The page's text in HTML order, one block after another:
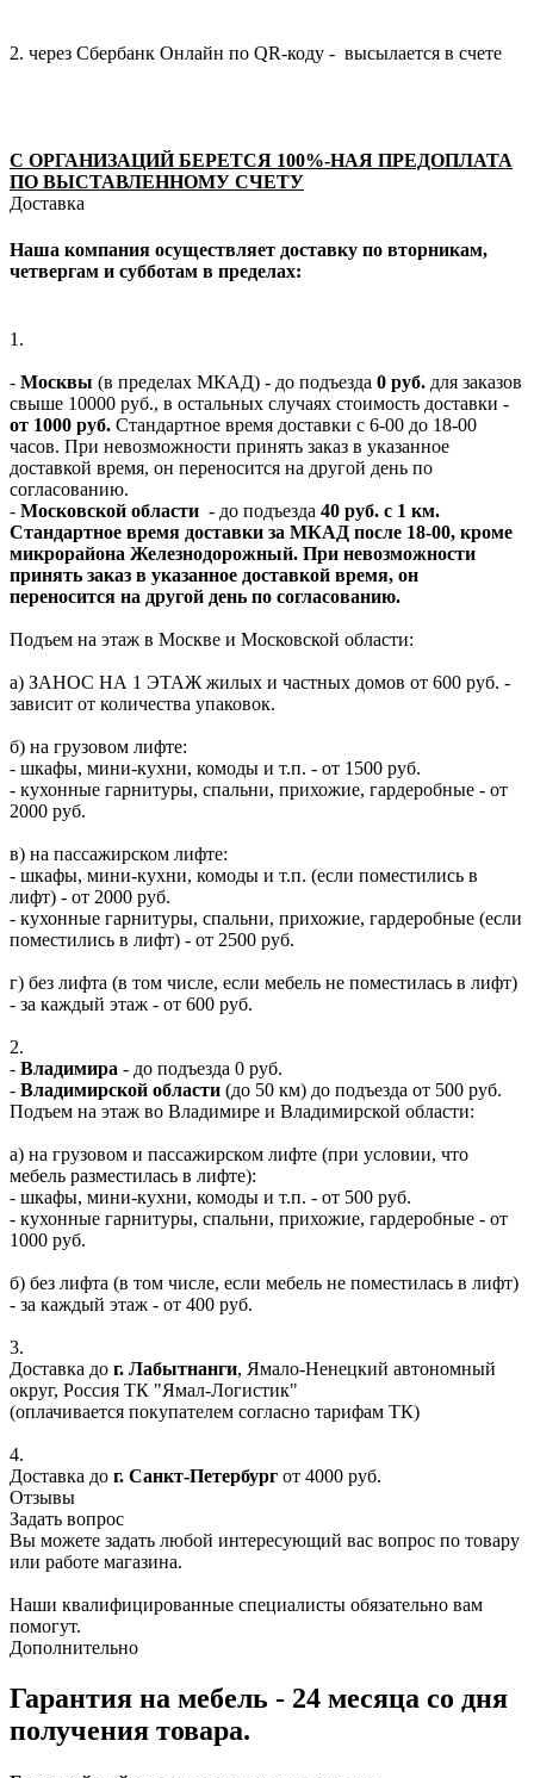
2. через Сбербанк Онлайн по QR-коду - высылается в счете
С ОРГАНИЗАЦИЙ БЕРЕТСЯ 100%-НАЯ ПРЕДОПЛАТА
ПО ВЫСТАВЛЕННОМУ СЧЕТУ
Доставка
Наша компания осуществляет доставку по вторникам,
четвергам и субботам в пределах:
1.
- Москвы (в пределах МКАД) - до подъезда 0 руб. для заказов
свыше 10000 руб., в остальных случаях стоимость доставки -
от 1000 руб. Стандартное время доставки с 6-00 до 18-00
часов. При невозможности принять заказ в указанное
доставкой время, он переносится на другой день по
согласованию.
- Московской области - до подъезда 40 руб. с 1 км.
Стандартное время доставки за МКАД после 18-00, кроме
микрорайона Железнодорожный. При невозможности
принять заказ в указанное доставкой время, он
переносится на другой день по согласованию.
Подъем на этаж в Москве и Московской области:
а) ЗАНОС НА 1 ЭТАЖ жилых и частных домов от 600 руб. -
зависит от количества упаковок.
б) на грузовом лифте:
- шкафы, мини-кухни, комоды и т.п. - от 1500 руб.
- кухонные гарнитуры, спальни, прихожие, гардеробные - от
2000 руб.
в) на пассажирском лифте:
- шкафы, мини-кухни, комоды и т.п. (если поместились в
лифт) - от 2000 руб.
- кухонные гарнитуры, спальни, прихожие, гардеробные (если
поместились в лифт) - от 2500 руб.
г) без лифта (в том числе, если мебель не поместилась в лифт)
- за каждый этаж - от 600 руб.
2.
- Владимира - до подъезда 0 руб.
- Владимирской области (до 50 км) до подъезда от 500 руб.
Подъем на этаж во Владимире и Владимирской области:
а) на грузовом и пассажирском лифте (при условии, что
мебель разместилась в лифте):
- шкафы, мини-кухни, комоды и т.п. - от 500 руб.
- кухонные гарнитуры, спальни, прихожие, гардеробные - от
1000 руб.
б) без лифта (в том числе, если мебель не поместилась в лифт)
- за каждый этаж - от 400 руб.
3.
Доставка до г. Лабытнанги, Ямало-Ненецкий автономный
округ, Россия ТК "Ямал-Логистик"
(оплачивается покупателем согласно тарифам ТК)
4.
Доставка до г. Санкт-Петербург от 4000 руб.
Отзывы
Задать вопрос
Вы можете задать любой интересующий вас вопрос по товару
или работе магазина.
Наши квалифицированные специалисты обязательно вам
помогут.
Дополнительно
Гарантия на мебель - 24 месяца со дня
получения товара.